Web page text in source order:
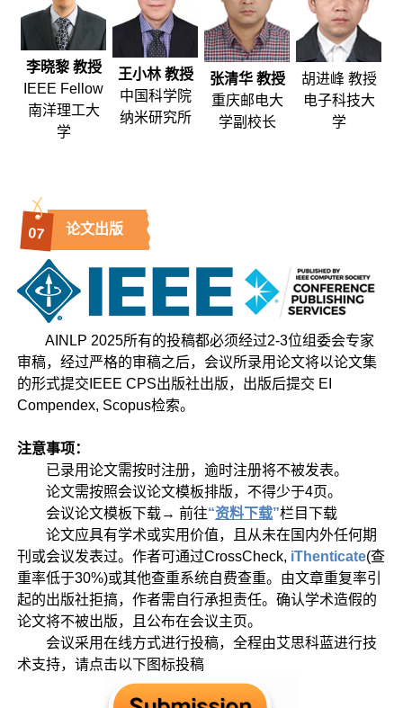
李晓黎 教授
IEEE Fellow
南洋理工大
学
王小林 教授
中国科学院
纳米研究所
张清华 教授
重庆邮电大
学副校长
胡进峰 教授
电子科技大
学
07 论文出版
AINLP 2025所有的投稿都必须经过2-3位组委会专家
审稿，经过严格的审稿之后，会议所录用论文将以论文集
的形式提交IEEE CPS出版社出版，出版后提交 EI
Compendex, Scopus检索。
注意事项：
已录用论文需按时注册，逾时注册将不被发表。
论文需按照会议论文模板排版，不得少于4页。
会议论文模板下载→ 前往“资料下载”栏目下载
论文应具有学术或实用价值，且从未在国内外任何期
刊或会议发表过。作者可通过CrossCheck, iThenticate(查
重率低于30%)或其他查重系统自费查重。由文章重复率引
起的出版社拒搞，作者需自行承担责任。确认学术造假的
论文将不被出版，且公布在会议主页。
会议采用在线方式进行投稿，全程由艾思科蓝进行技
术支持，请点击以下图标投稿